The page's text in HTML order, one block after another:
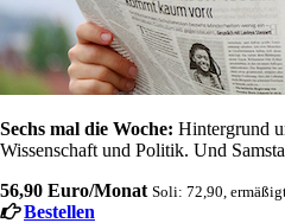
Sechs mal die Woche: Hintergrund
Wissenschaft und Politik. Und
56,90 Euro/Monat Soli: 72,90,
Bestellen